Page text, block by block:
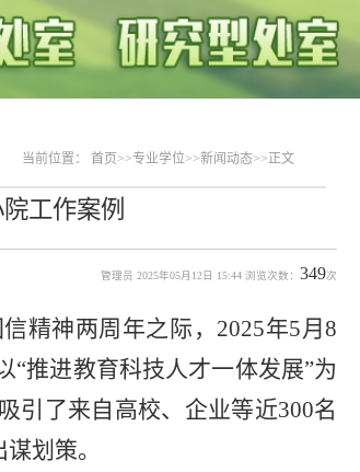
当前位置： 首页 >>专业学位>>新闻动态>>正文
工作案例
管理员 2025年05月12日 15:44 浏览次数：349次
精神两周年之际，2025年5月8
“推进教育科技人才一体发展”为
引了来自高校、企业等近300名
划策。